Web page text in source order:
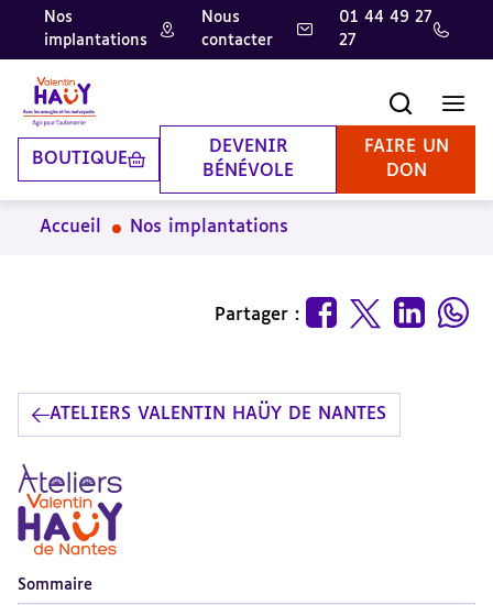
Aller
contenu
principal
Aller
pied
de
page
Aller
la
recherche
Nos
implantations
Nous
contacter
01 44 49 27
27
BOUTIQUE
DEVENIR
BÉNÉVOLE
FAIRE UN
DON
Accueil Nos implantations
Partager :
ATELIERS VALENTIN HAÜY DE NANTES
Sommaire